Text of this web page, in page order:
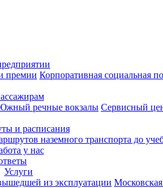
премии Корпоративная социальная
речные вокзалы Сервисный
и расписания
наземного транспорта до
у нас
Услуги
из эксплуатации